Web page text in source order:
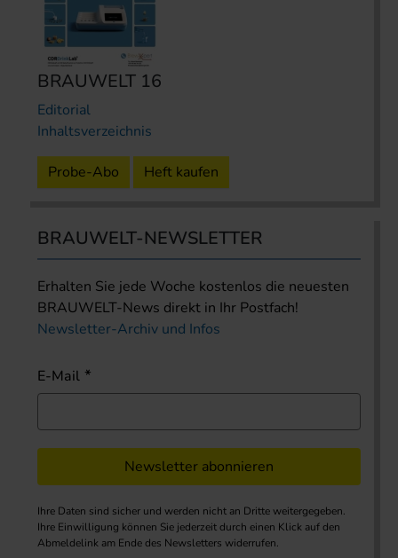
BRAUWELT 16
Editorial
Inhaltsverzeichnis
Probe-Abo Heft kaufen
BRAUWELT-NEWSLETTER
Erhalten Sie jede Woche kostenlos die neuesten
BRAUWELT-News direkt in Ihr Postfach!
Newsletter-Archiv und Infos
E-Mail
Newsletter abonnieren
Ihre Daten sind sicher und werden nicht an Dritte weitergegeben.
Ihre Einwilligung können Sie jederzeit durch einen Klick auf den
Abmeldelink am Ende des Newsletters widerrufen.